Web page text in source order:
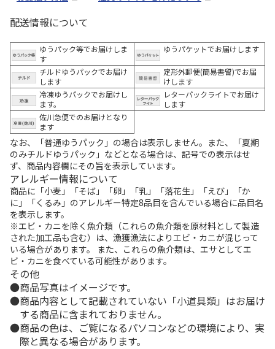
配送情報について
ゆうパック等でお届けしま
す
ゆうパケットでお届けします
チルドゆうパックでお届け
します
定形外郵便(簡易書留)でお届
けします
冷凍ゆうパックでお届けし
ます。
レターパックライトでお届け
します
佐川急便でのお届けとなり
ます
なお、「普通ゆうパック」の場合は表示しません。また、「夏期
のみチルドゆうパック」などとなる場合は、記号での表示はせ
ず、商品内容欄にその旨を表示しています。
アレルギー情報について
商品に「小麦」「そば」「卵」「乳」「落花生」「えび」「か
に」「くるみ」のアレルギー特定8品目を含んでいる場合に品目名
を表示します。
※エビ・カニを除く魚介類（これらの魚介類を原材料として製造
された加工品も含む）は、漁獲漁法によりエビ・カニが混じって
いる場合があります。 また、これらの魚介類は、エサとしてエ
ビ・カニを食べている可能性があります。
その他
商品写真はイメージです。
商品内容として記載されていない「小道具類」はお届け
する商品に含まれておりません。
商品の色は、ご覧になるパソコンなどの環境により、実
際と異なる場合があります。